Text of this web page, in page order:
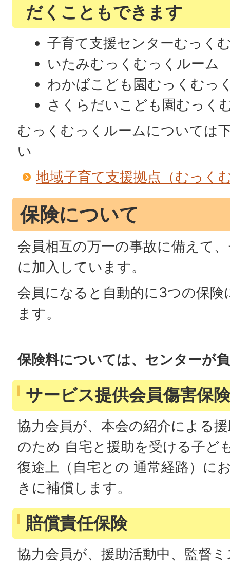
だくこともできます
子育て支援センターむっく
いたみむっくむっくルーム
わかばこども園むっくむっ
さくらだいこども園むっく
むっくむっくルームについては
い
地域子育て支援拠点（むっく
保険について
会員相互の万一の事故に備えて
に加入しています。
会員になると自動的に3つの保
ます。
保険料については、センターが
サービス提供会員傷害保険
協力会員が、本会の紹介による
のため 自宅と援助を受ける子ど
復途上（自宅との 通常経路）に
きに補償します。
賠償責任保険
協力会員が、援助活動中、監督